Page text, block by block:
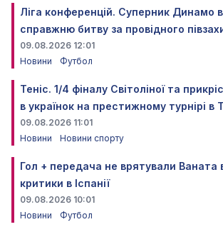
Ліга конференцій. Суперник Динамо
справжню битву за провідного
09.08.2026 12:01
Новини
Футбол
Теніс. 1/4 фіналу Світоліної та
в українок на престижному турнірі в
09.08.2026 11:01
Новини
Новини спорту
Гол + передача не врятували Ваната
критики в Іспанії
09.08.2026 10:01
Новини
Футбол